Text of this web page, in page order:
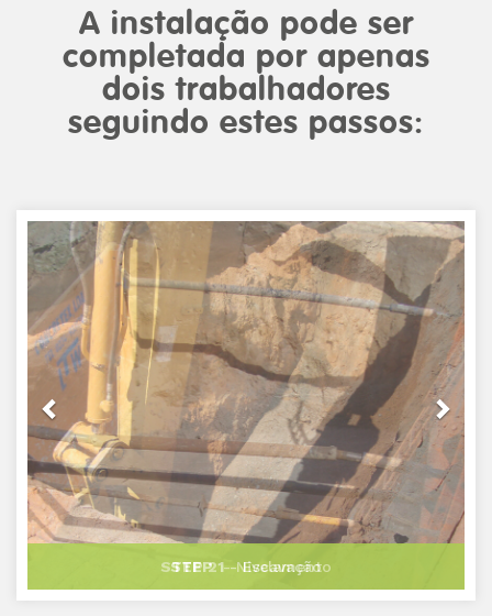
A instalação pode ser
completada por apenas
dois trabalhadores
seguindo estes passos:
STEP 2- Nivelamento
Previous Next